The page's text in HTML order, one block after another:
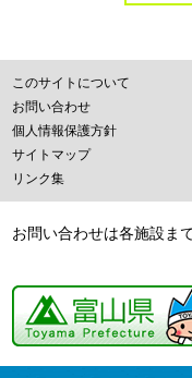
このサイトについて
お問い合わせ
個人情報保護方針
サイトマップ
リンク集
お問い合わせは各施設ま